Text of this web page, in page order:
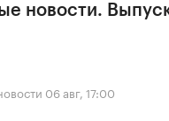
новости.
06 авг, 17:00